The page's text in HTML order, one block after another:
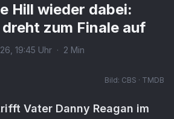
Hill wieder dabei:
zum Finale auf
19:45 Uhr · 2 Min
Bild: CBS · TMDB
Vater Danny Reagan im